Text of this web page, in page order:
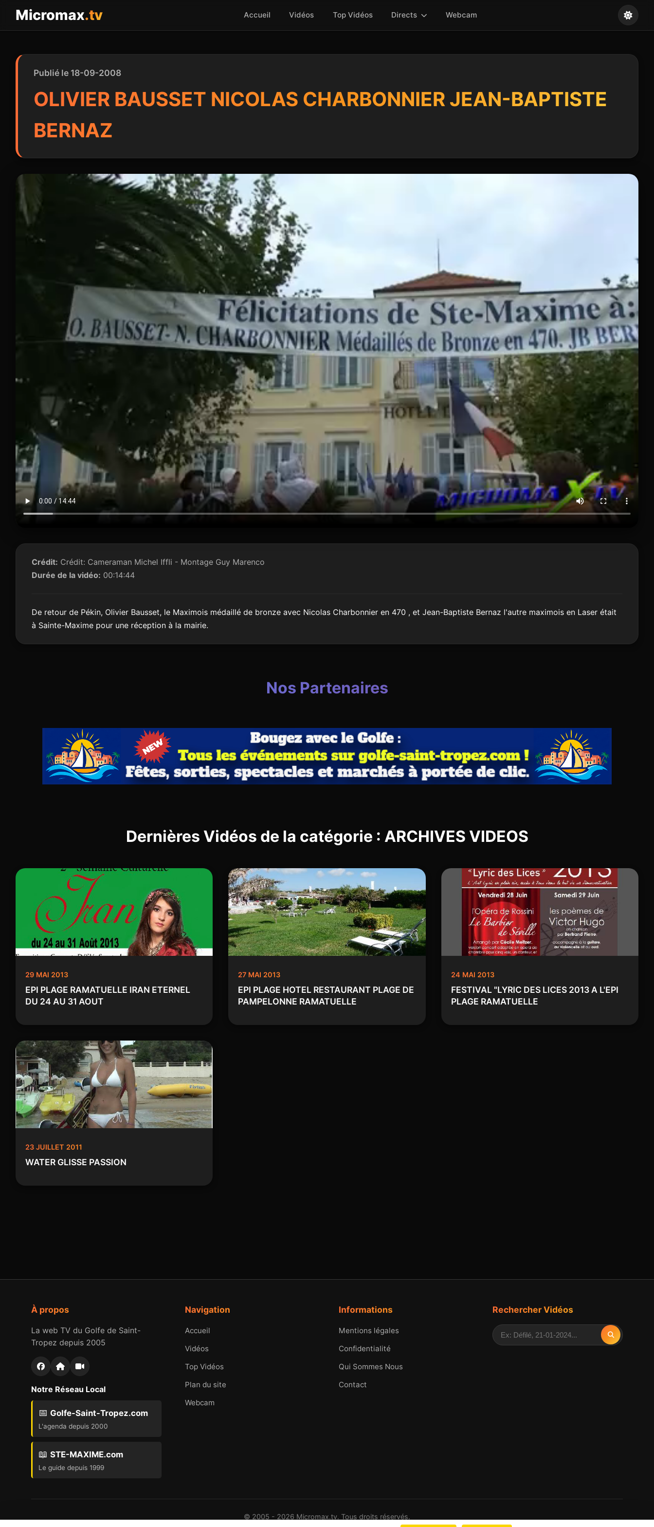
Micromax.tv Accueil Vidéos Top Vidéos Directs Webcam
Publié le 18-09-2008
OLIVIER BAUSSET NICOLAS CHARBONNIER JEAN-BAPTISTE
BERNAZ
Crédit: Crédit: Cameraman Michel Iffli - Montage Guy Marenco
Durée de la vidéo: 00:14:44
De retour de Pékin, Olivier Bausset, le Maximois médaillé de bronze avec Nicolas Charbonnier en 470 , et Jean-Baptiste Bernaz l'autre maximois en Laser était
à Sainte-Maxime pour une réception à la mairie.
Nos Partenaires
Dernières Vidéos de la catégorie : ARCHIVES VIDEOS
29 MAI 2013
EPI PLAGE RAMATUELLE IRAN ETERNEL
DU 24 AU 31 AOUT
27 MAI 2013
EPI PLAGE HOTEL RESTAURANT PLAGE DE
PAMPELONNE RAMATUELLE
24 MAI 2013
FESTIVAL "LYRIC DES LICES 2013 A L'EPI
PLAGE RAMATUELLE
23 JUILLET 2011
WATER GLISSE PASSION
À propos
La web TV du Golfe de Saint-
Tropez depuis 2005
Notre Réseau Local
📅 Golfe-Saint-Tropez.com
L'agenda depuis 2000
📖 STE-MAXIME.com
Le guide depuis 1999
Navigation
Accueil
Vidéos
Top Vidéos
Plan du site
Webcam
Informations
Mentions légales
Confidentialité
Qui Sommes Nous
Contact
Rechercher Vidéos
© 2005 - 2026 Micromax.tv. Tous droits réservés.